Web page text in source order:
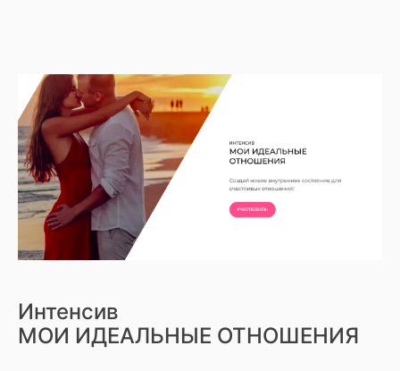
Интенсив
МОИ ИДЕАЛЬНЫЕ ОТНОШЕНИЯ